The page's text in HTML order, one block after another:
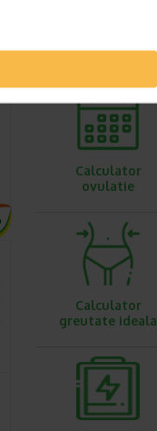
sarcina
Calculator
ovulatie
Calculator
greutate ideala